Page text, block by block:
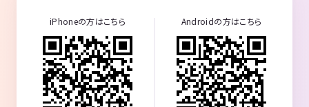
iPhoneの方はこちら Androidの方はこちら